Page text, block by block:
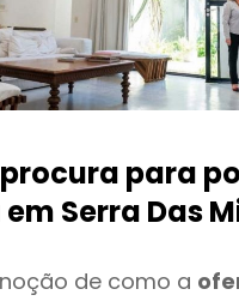
para
em Serra Das
de como a